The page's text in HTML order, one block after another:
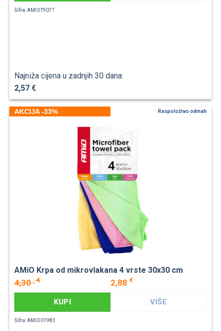
Šifra: AMIOT9077
Najniža cijena u zadnjih 30 dana:
2,57 €
AKCIJA -33% Raspoloživo odmah
AMiO Krpa od mikrovlakana 4 vrste 30x30 cm
4,30€ 2,88 €
KUPI VIŠE
Šifra: AMIO01983